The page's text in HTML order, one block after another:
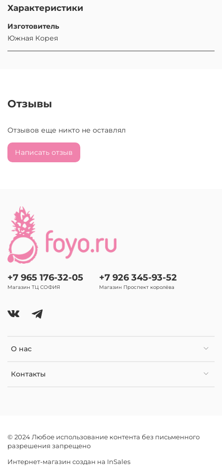
Характеристики
Изготовитель
Южная Корея
Отзывы
Отзывов еще никто не оставлял
Написать отзыв
О нас
Контакты
+7 965 176-32-05
Магазин ТЦ СОФИЯ
+7 926 345-93-52
Магазин Проспект королёва
© 2024 Любое использование контента без письменного
разрешения запрещено
Интернет-магазин создан на InSales